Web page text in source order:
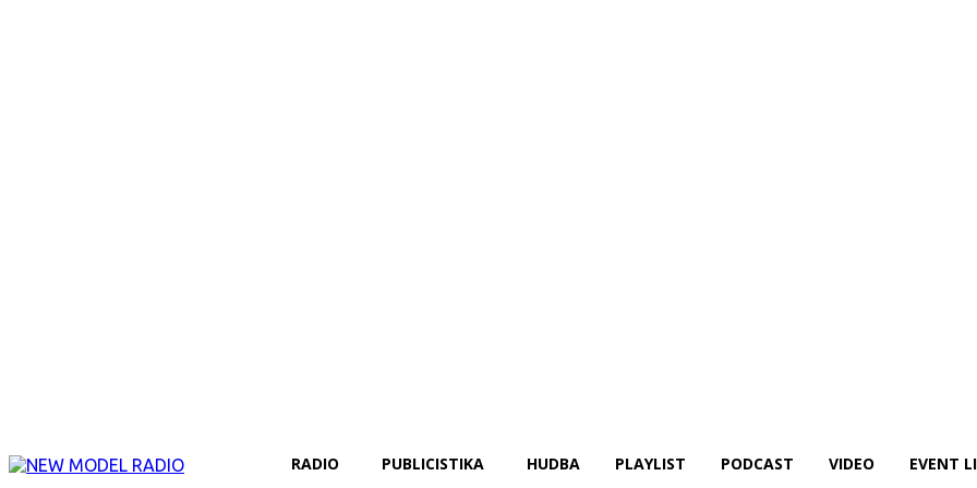
RADIO PUBLICISTIKA HUDBA PLAYLIST PODCAST VIDEO EVENT